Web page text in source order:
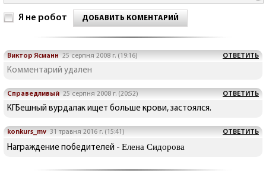
Я не робот ДОБАВИТЬ КОМЕНТАРИЙ
Виктор Ясманн 25 серпня 2008 г. (19:16) ОТВЕТИТЬ
Комментарий удален
Справедливый 25 серпня 2008 г. (20:52) ОТВЕТИТЬ
КГБешный вурдалак ищет больше крови, застоялся.
konkurs_mv 31 травня 2016 г. (15:41) ОТВЕТИТЬ
Награждение победителей - Елена Сидорова